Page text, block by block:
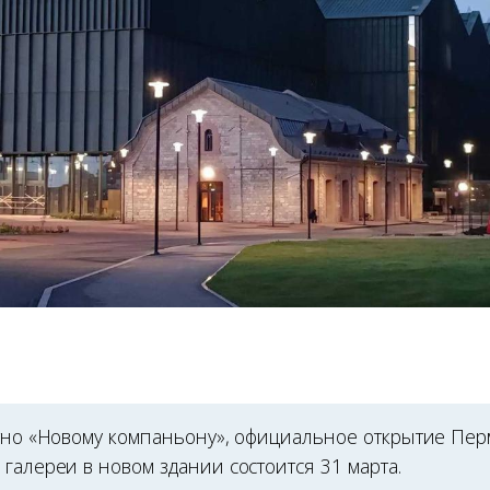
«Новому компаньону», официальное открытие
в новом здании состоится 31 марта.